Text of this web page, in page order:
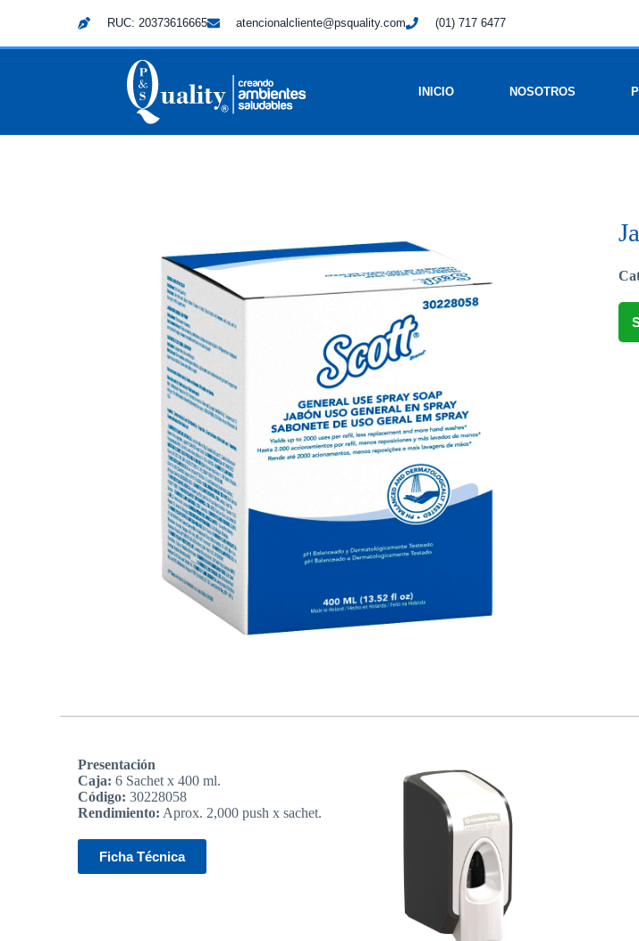
RUC: 20373616665 atencionalcliente@psquality.com (01) 717 6477
INICIO NOSOTROS
Presentación
Caja: 6 Sachet x 400 ml.
Código: 30228058
Rendimiento: Aprox. 2,000 push x sachet.
Ficha Técnica